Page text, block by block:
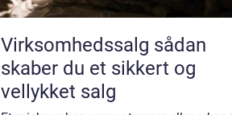
Virksomhedssalg sådan
skaber du et sikkert og
vellykket salg